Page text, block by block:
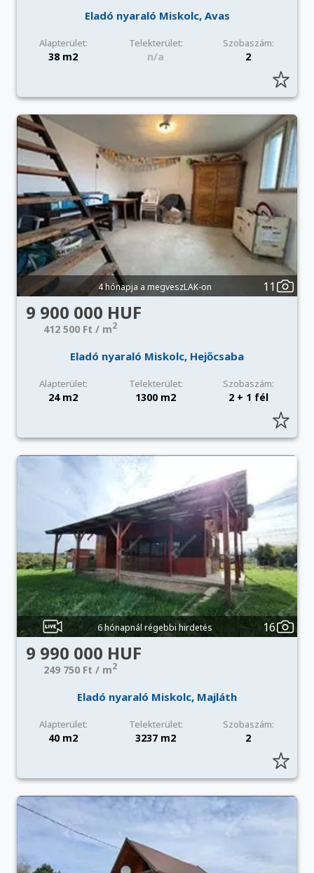
Eladó nyaraló Miskolc, Avas
Alapterület: Telekterület: Szobaszám:
38 m2 n/a 2
4 hónapja a megveszLAK-on 11
9 900 000 HUF
412 500 Ft / m2
Eladó nyaraló Miskolc, Hejőcsaba
Alapterület: Telekterület: Szobaszám:
24 m2 1300 m2 2 + 1 fél
6 hónapnál régebbi hirdetés 16
9 990 000 HUF
249 750 Ft / m2
Eladó nyaraló Miskolc, Majláth
Alapterület: Telekterület: Szobaszám:
40 m2 3237 m2 2